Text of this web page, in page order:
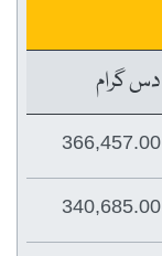
دس گرام
366,457.00
340,685.00